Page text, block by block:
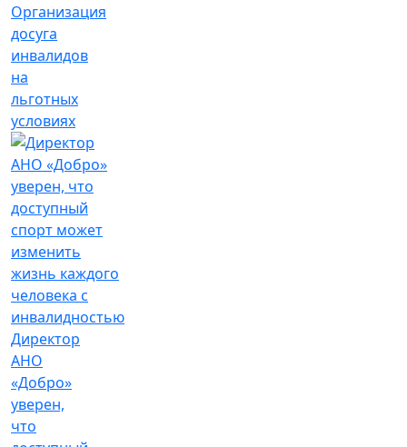
Организация
досуга
инвалидов
на
льготных
условиях
Директор
АНО
«Добро»
уверен,
что